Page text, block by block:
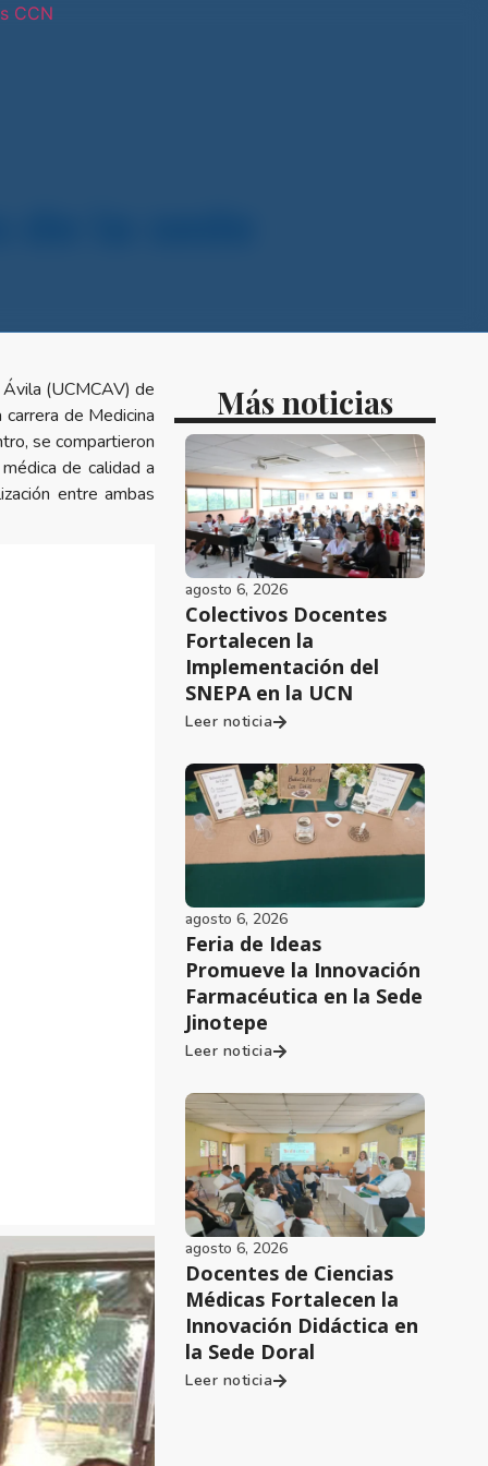
CCN
(UCMCAV) de
de Medicina
se compartieron
de calidad a
entre ambas
Más noticias
agosto 6, 2026
Colectivos Docentes
Fortalecen la
Implementación del
SNEPA en la UCN
Leer noticia
agosto 6, 2026
Feria de Ideas
Promueve la Innovación
Farmacéutica en la Sede
Jinotepe
Leer noticia
agosto 6, 2026
Docentes de Ciencias
Médicas Fortalecen la
Innovación Didáctica en
la Sede Doral
Leer noticia